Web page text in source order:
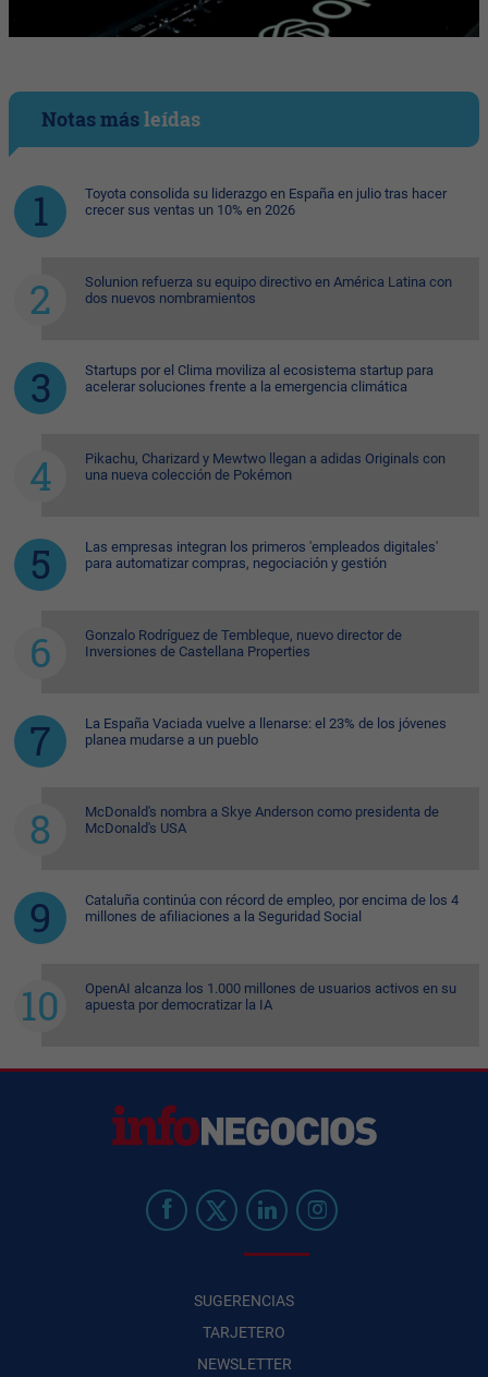
Notas másleídas
Toyota consolida su liderazgo en España en julio tras hacer
crecer sus ventas un 10% en 2026
Solunion refuerza su equipo directivo en América Latina con
dos nuevos nombramientos
Startups por el Clima moviliza al ecosistema startup para
acelerar soluciones frente a la emergencia climática
Pikachu, Charizard y Mewtwo llegan a adidas Originals con
una nueva colección de Pokémon
Las empresas integran los primeros 'empleados digitales'
para automatizar compras, negociación y gestión
Gonzalo Rodríguez de Tembleque, nuevo director de
Inversiones de Castellana Properties
La España Vaciada vuelve a llenarse: el 23% de los jóvenes
planea mudarse a un pueblo
McDonald's nombra a Skye Anderson como presidenta de
McDonald's USA
Cataluña continúa con récord de empleo, por encima de los 4
millones de afiliaciones a la Seguridad Social
OpenAI alcanza los 1.000 millones de usuarios activos en su
apuesta por democratizar la IA
SUGERENCIAS
TARJETERO
NEWSLETTER